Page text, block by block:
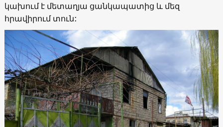
կախում է մետաղյա ցանկապատից և մեզ
հրավիրում տուն: